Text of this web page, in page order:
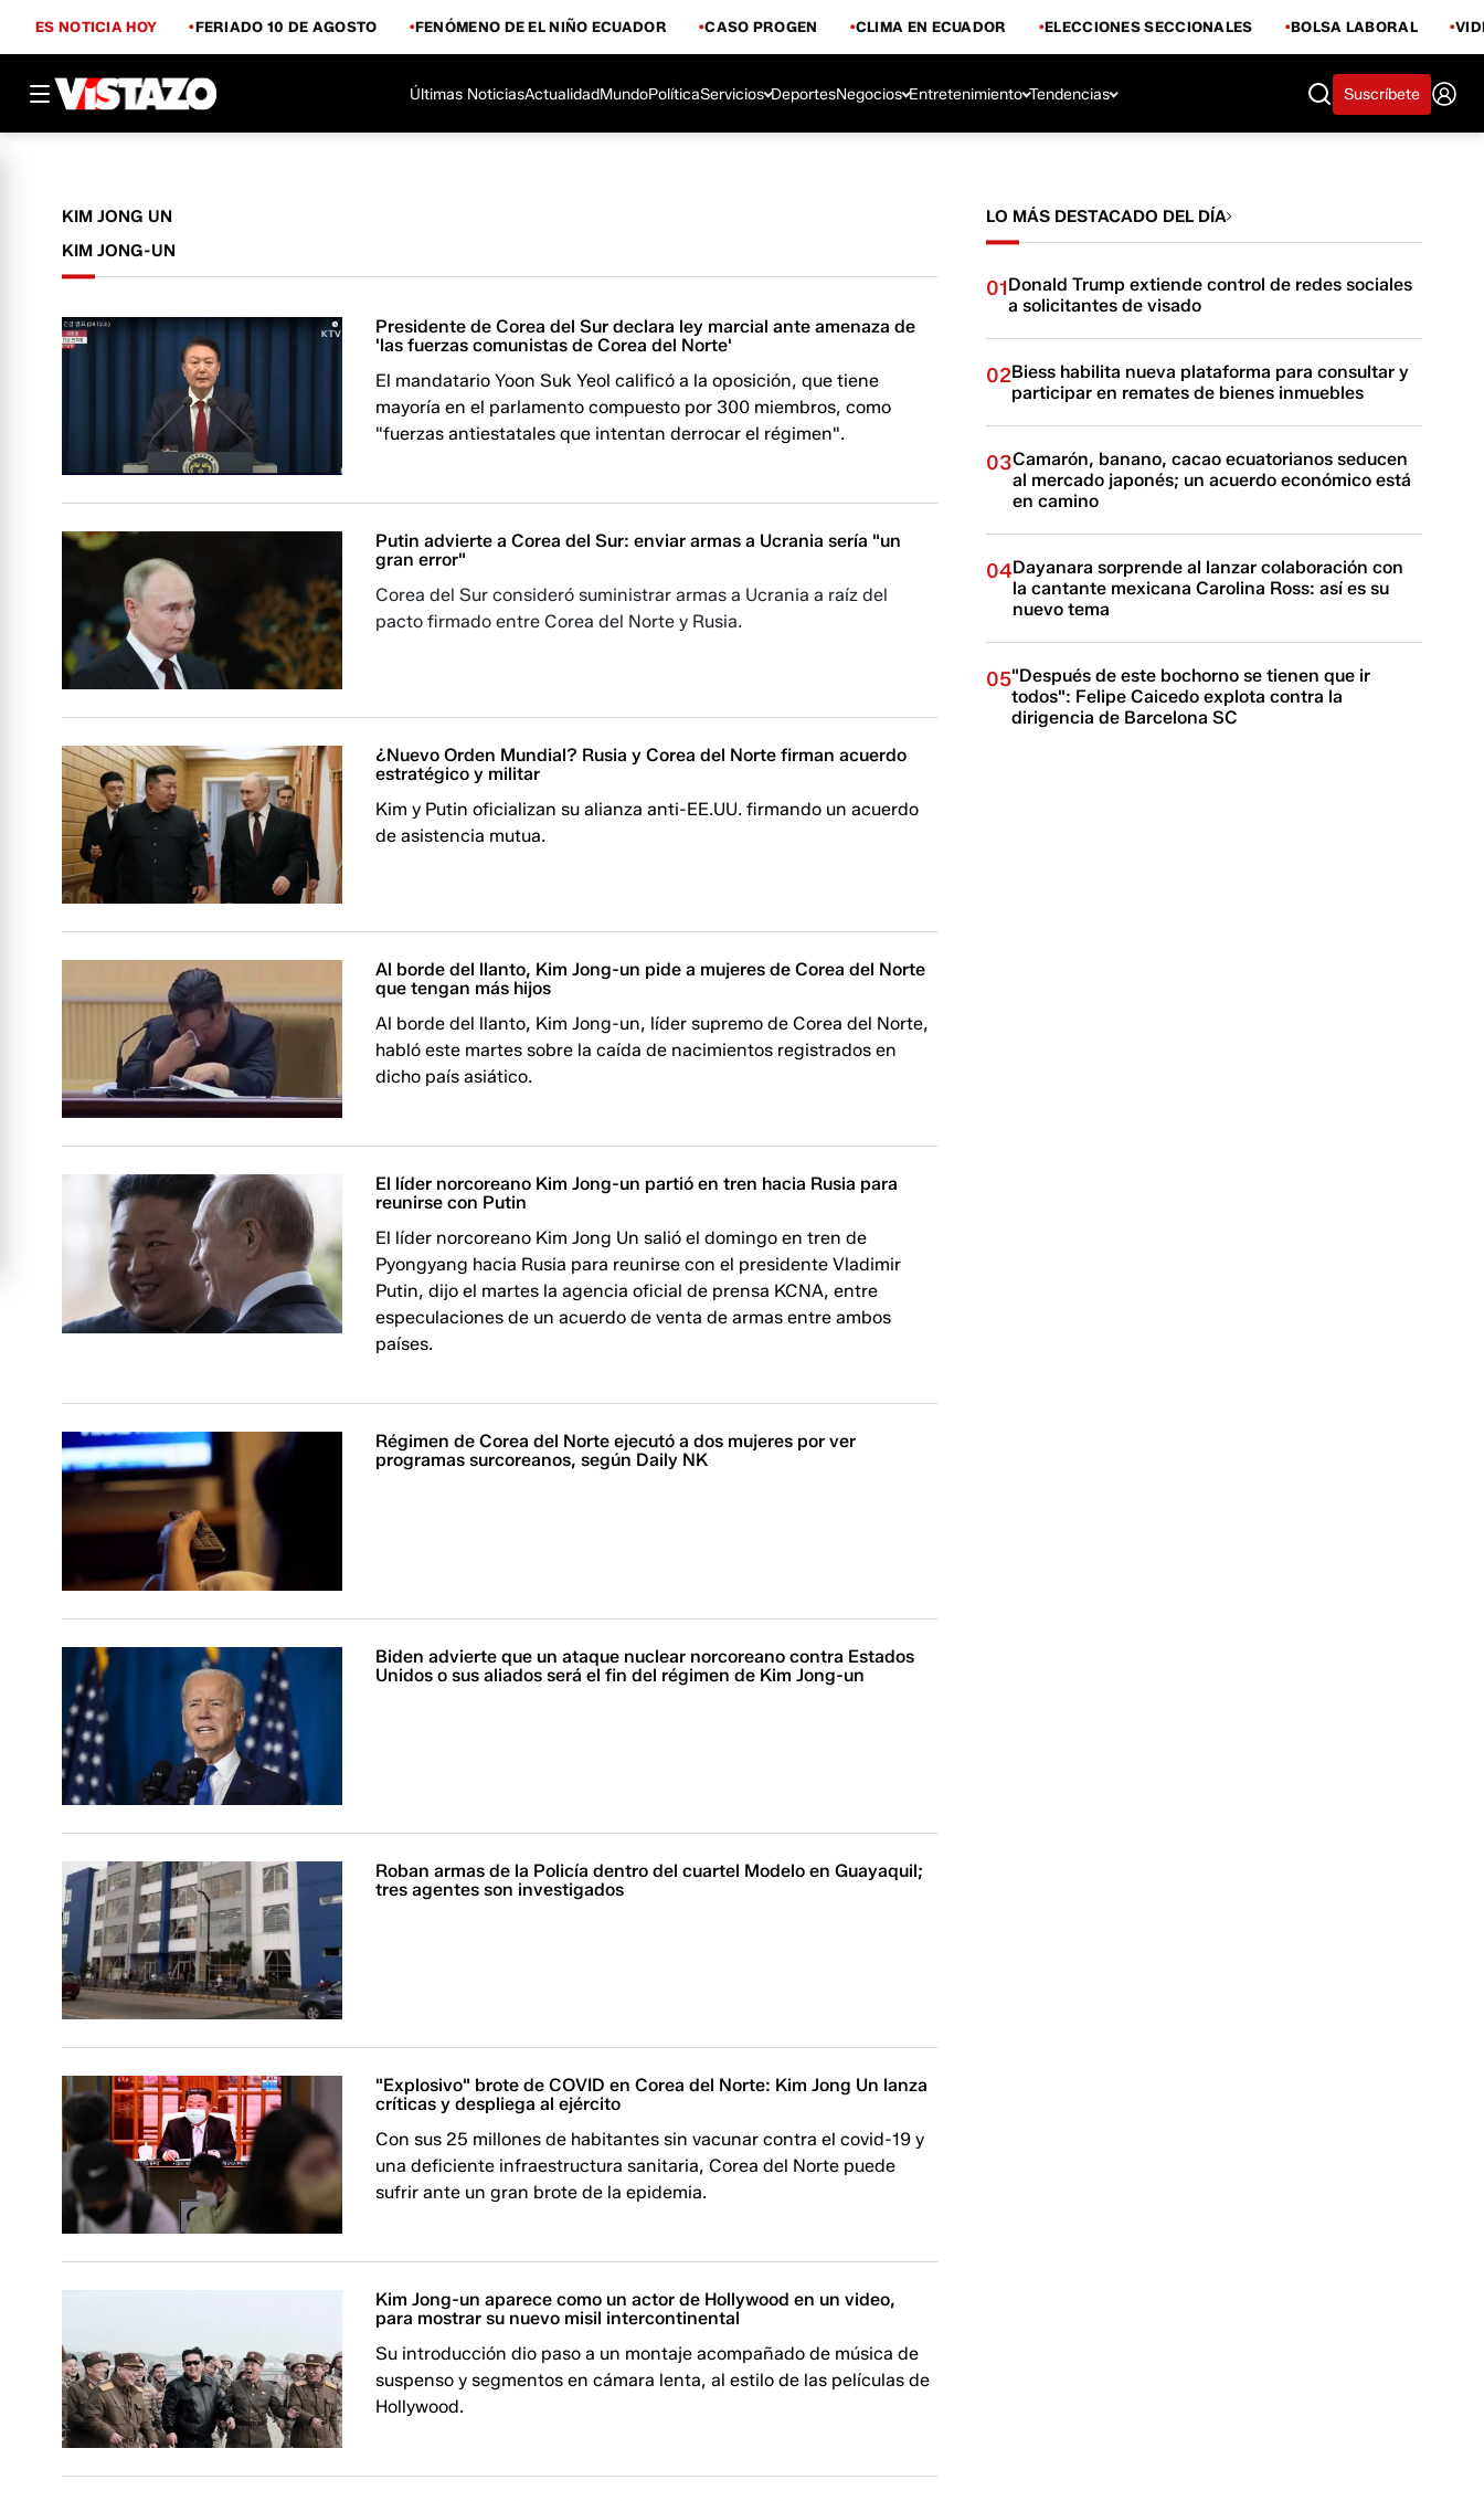
ES NOTICIA HOY FERIADO 10 DE AGOSTO FENÓMENO DE EL NIÑO ECUADOR CASO PROGEN CLIMA EN ECUADOR ELECCIONES SECCIONALES BOLSA LABORAL
Últimas NoticiasActualidadMundoPolíticaServicios DeportesNegocios Entretenimiento Tendencias Suscríbete
KIM JONG UN
KIM JONG-UN
Presidente de Corea del Sur declara ley marcial ante amenaza de
'las fuerzas comunistas de Corea del Norte'
El mandatario Yoon Suk Yeol calificó a la oposición, que tiene
mayoría en el parlamento compuesto por 300 miembros, como
"fuerzas antiestatales que intentan derrocar el régimen".
Putin advierte a Corea del Sur: enviar armas a Ucrania sería "un
gran error"
Corea del Sur consideró suministrar armas a Ucrania a raíz del
pacto firmado entre Corea del Norte y Rusia.
¿Nuevo Orden Mundial? Rusia y Corea del Norte firman acuerdo
estratégico y militar
Kim y Putin oficializan su alianza anti-EE.UU. firmando un acuerdo
de asistencia mutua.
Al borde del llanto, Kim Jong-un pide a mujeres de Corea del Norte
que tengan más hijos
Al borde del llanto, Kim Jong-un, líder supremo de Corea del Norte,
habló este martes sobre la caída de nacimientos registrados en
dicho país asiático.
El líder norcoreano Kim Jong-un partió en tren hacia Rusia para
reunirse con Putin
El líder norcoreano Kim Jong Un salió el domingo en tren de
Pyongyang hacia Rusia para reunirse con el presidente Vladimir
Putin, dijo el martes la agencia oficial de prensa KCNA, entre
especulaciones de un acuerdo de venta de armas entre ambos
países.
Régimen de Corea del Norte ejecutó a dos mujeres por ver
programas surcoreanos, según Daily NK
Biden advierte que un ataque nuclear norcoreano contra Estados
Unidos o sus aliados será el fin del régimen de Kim Jong-un
Roban armas de la Policía dentro del cuartel Modelo en Guayaquil;
tres agentes son investigados
"Explosivo" brote de COVID en Corea del Norte: Kim Jong Un lanza
críticas y despliega al ejército
Con sus 25 millones de habitantes sin vacunar contra el covid-19 y
una deficiente infraestructura sanitaria, Corea del Norte puede
sufrir ante un gran brote de la epidemia.
Kim Jong-un aparece como un actor de Hollywood en un video,
para mostrar su nuevo misil intercontinental
Su introducción dio paso a un montaje acompañado de música de
suspenso y segmentos en cámara lenta, al estilo de las películas de
Hollywood.
LO MÁS DESTACADO DEL DÍA
01Donald Trump extiende control de redes sociales
a solicitantes de visado
02Biess habilita nueva plataforma para consultar y
participar en remates de bienes inmuebles
03Camarón, banano, cacao ecuatorianos seducen
al mercado japonés; un acuerdo económico está
en camino
04Dayanara sorprende al lanzar colaboración con
la cantante mexicana Carolina Ross: así es su
nuevo tema
05"Después de este bochorno se tienen que ir
todos": Felipe Caicedo explota contra la
dirigencia de Barcelona SC